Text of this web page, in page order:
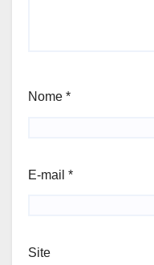
Nome *
E-mail *
Site